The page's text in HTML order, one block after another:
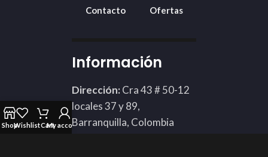
Contacto Ofertas
Información
Dirección: Cra 43 # 50-12
locales 37 y 89,
Barranquilla, Colombia
ShopWishlistCartMy account